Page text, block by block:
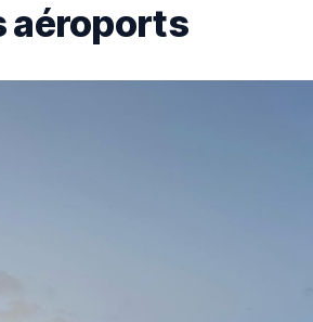
aéroports